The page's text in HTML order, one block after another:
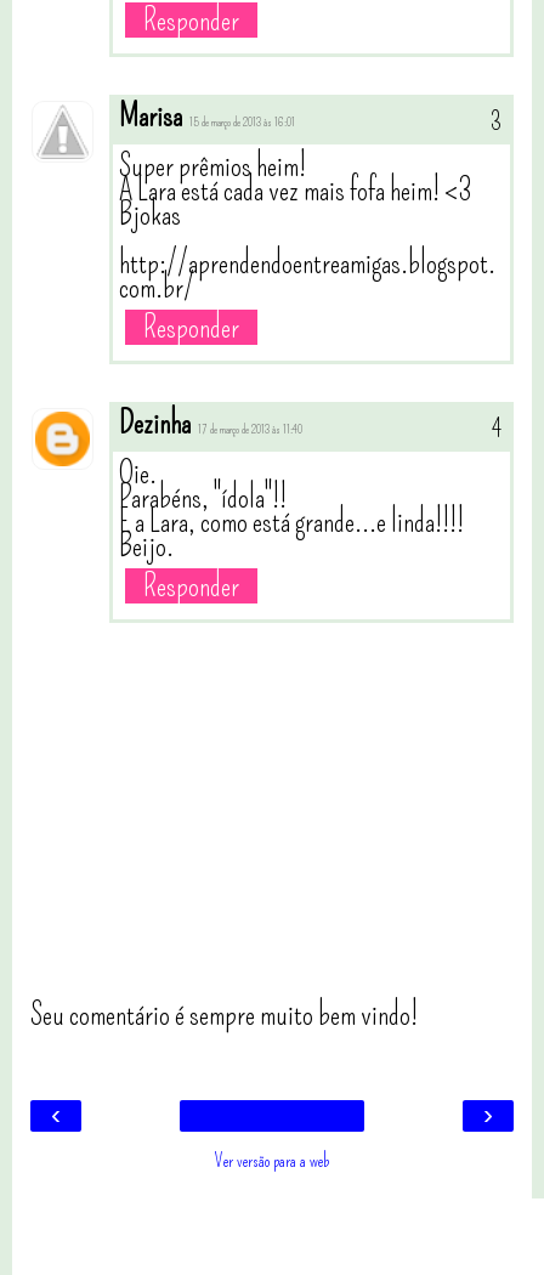
Responder
Marisa 15 de março de 2013 às 16:01
Super prêmios heim!
A Lara está cada vez mais fofa heim! <3
Bjokas
http://aprendendoentreamigas.blogspot.
com.br/
Responder
Dezinha 17 de março de 2013 às 11:40
Oie.
Parabéns, "ídola"!!
E a Lara, como está grande...e linda!!!!
Beijo.
Responder
Seu comentário é sempre muito bem vindo!
‹ ›
Ver versão para a web